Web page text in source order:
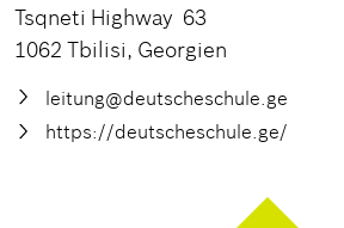
Tsqneti Highway 63
1062 Tbilisi, Georgien
leitung@deutscheschule.ge
https://deutscheschule.ge/